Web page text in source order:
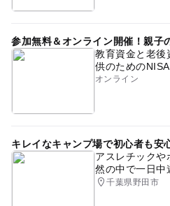
参加無料＆オンライン開催！親子
教育資金と老後
供のための
オンライン
キレイなキャンプ場で初心者も安
アスレチックや
然の中で一日中
千葉県野田市